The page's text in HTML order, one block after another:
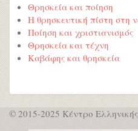
Θρησκεία και ποίηση
Η θρησκευτική πίστη στη
Ποίηση και χριστιανισμός
Θρησκεία και τέχνη
Καβάφης και θρησκεία
© 2015-2025 Κέντρο